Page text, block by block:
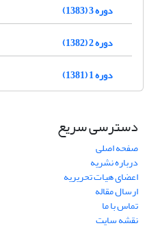
دوره 3 (1383)
دوره 2 (1382)
دوره 1 (1381)
دسترسی سریع
صفحه اصلی
درباره نشریه
اعضای هیات تحریریه
ارسال مقاله
تماس با ما
نقشه سایت